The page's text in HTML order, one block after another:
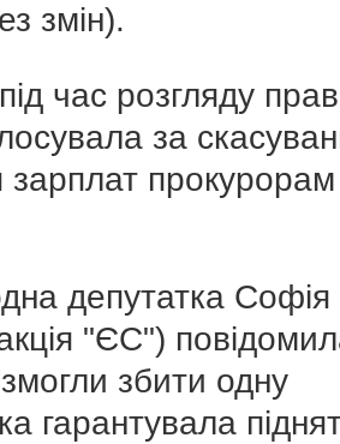
змін).
час розгляду
за
зарплат
депутатка Софія
"ЄС")
збити одну
гарантувала